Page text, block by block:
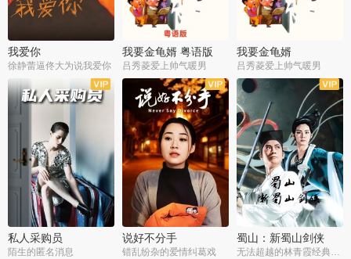
我爱你
徐静蕾逼佟大为说我爱你
我要金龟婿 粤语版
吕秀菱爱上帅气暖男
我要金龟婿
吕秀菱爱上帅气暖男
私人采购员
陌生的匿名消息
说好不分手
错乱纷杂的爱情纠葛戏
蜀山：新蜀山剑侠
无法超越的林青霞经典角色